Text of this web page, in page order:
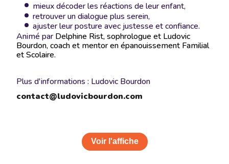
mieux décoder les réactions de leur enfant,
retrouver un dialogue plus serein,
ajuster leur posture avec justesse et confiance.
Animé parDelphine Rist, sophrologue et Ludovic
Bourdon, coach et mentor en épanouissement Familial
et Scolaire.
Plus d'informations : Ludovic Bourdon
contact@ludovicbourdon.com
Voir l'affiche